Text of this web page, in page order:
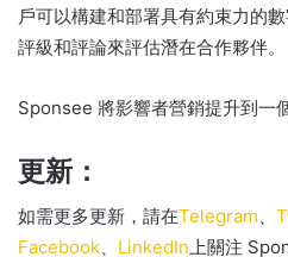
戶可以構建和部署具有約束力的
評級和評論來評估潛在合作夥伴。
Sponsee 將影響者營銷提升到一
更新：
如需更多更新，請在Telegram、
Facebook、 LinkedIn上關注